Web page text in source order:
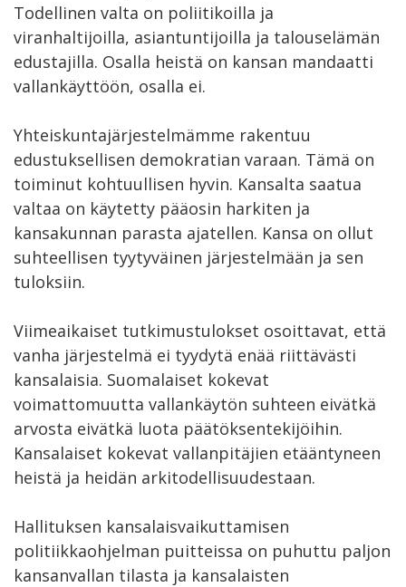
Todellinen valta on poliitikoilla ja
viranhaltijoilla, asiantuntijoilla ja talouselämän
edustajilla. Osalla heistä on kansan mandaatti
vallankäyttöön, osalla ei.
Yhteiskuntajärjestelmämme rakentuu
edustuksellisen demokratian varaan. Tämä on
toiminut kohtuullisen hyvin. Kansalta saatua
valtaa on käytetty pääosin harkiten ja
kansakunnan parasta ajatellen. Kansa on ollut
suhteellisen tyytyväinen järjestelmään ja sen
tuloksiin.
Viimeaikaiset tutkimustulokset osoittavat, että
vanha järjestelmä ei tyydytä enää riittävästi
kansalaisia. Suomalaiset kokevat
voimattomuutta vallankäytön suhteen eivätkä
arvosta eivätkä luota päätöksentekijöihin.
Kansalaiset kokevat vallanpitäjien etääntyneen
heistä ja heidän arkitodellisuudestaan.
Hallituksen kansalaisvaikuttamisen
politiikkaohjelman puitteissa on puhuttu paljon
kansanvallan tilasta ja kansalaisten